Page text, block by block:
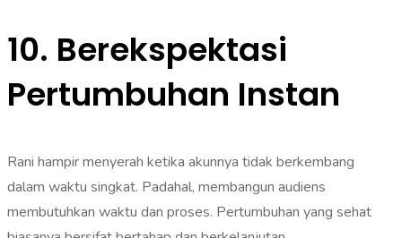
10. Berekspektasi
Pertumbuhan Instan
Rani hampir menyerah ketika akunnya tidak berkembang
dalam waktu singkat. Padahal, membangun audiens
membutuhkan waktu dan proses. Pertumbuhan yang sehat